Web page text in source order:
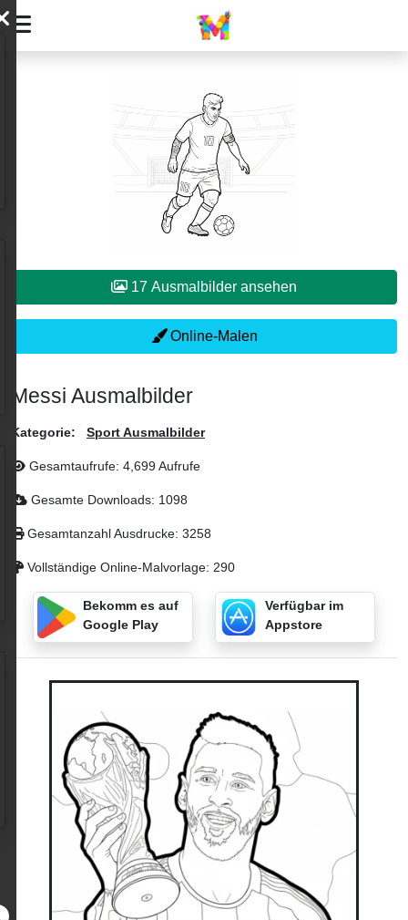
17 Ausmalbilder ansehen
Online-Malen
Messi Ausmalbilder
Kategorie: Sport Ausmalbilder
Gesamtaufrufe: 4,699 Aufrufe
Gesamte Downloads: 1098
Gesamtanzahl Ausdrucke: 3258
Vollständige Online-Malvorlage: 290
Bekomm es auf
Google Play
Verfügbar im
Appstore